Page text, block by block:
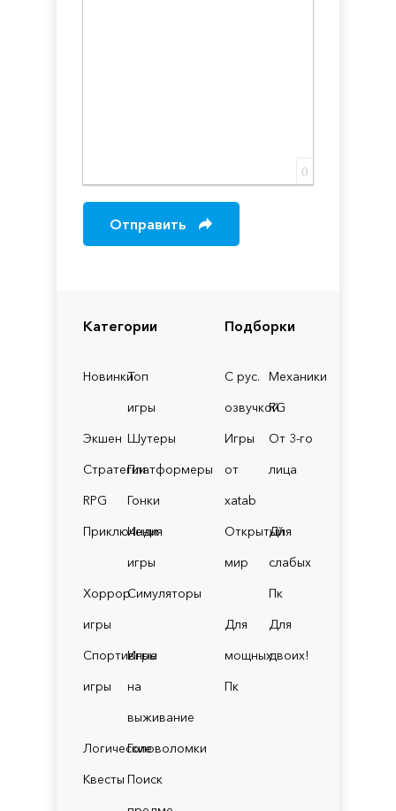
Категории
НовинкиТоп
игры
Экшен Шутеры
СтратегииПлатформеры
RPG
Гонки
Приключения
Инди
игры
Хоррор
игры
Симуляторы
Спортивные
игры
Игры
на
выживание
ЛогическиеГоловоломки
Квесты Поиск
Подборки
С рус.
озвучкой
Механики
RG
Игры
от
xatab
От 3-го
лица
Открытый
мир
Для
слабых
Пк
Для
мощных
Пк
Для
двоих!
0
Отправить